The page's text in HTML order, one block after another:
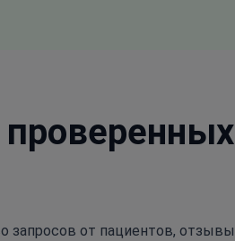
запросов от пациентов, отзывы